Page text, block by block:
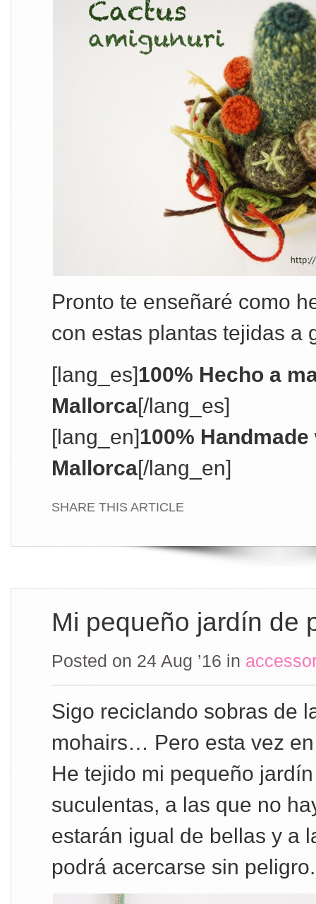
Pronto te enseñaré como
con estas plantas tejidas
[lang_es]100% Hecho a
Mallorca[/lang_es]
[lang_en]100%
Mallorca[/lang_en]
SHARE THIS ARTICLE
Mi pequeño jardín de
Posted on 24 Aug ’16 in
Sigo reciclando sobras de
mohairs… Pero esta vez
He tejido mi pequeño
suculentas, a las que no
estarán igual de bellas y a
podrá acercarse sin peligro.